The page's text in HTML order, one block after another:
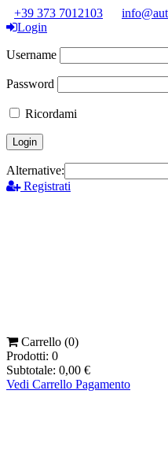
+39 373 7012103
Login
Username
Password
Ricordami
Alternative:
Registrati
Carrello (0)
Prodotti: 0
Subtotale: 0,00 €
Vedi Carrello Pagamento